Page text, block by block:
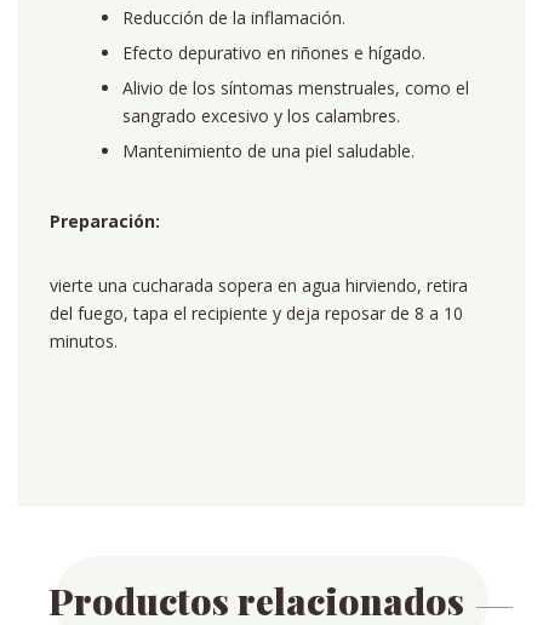
Reducción de la inflamación.
Efecto depurativo en riñones e hígado.
Alivio de los síntomas menstruales, como el
sangrado excesivo y los calambres.
Mantenimiento de una piel saludable.
Preparación:
vierte una cucharada sopera en agua hirviendo, retira
del fuego, tapa el recipiente y deja reposar de 8 a 10
minutos.
Productos relacionados